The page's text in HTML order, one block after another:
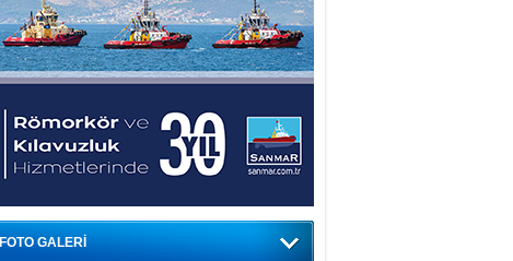
FOTO GALERİ